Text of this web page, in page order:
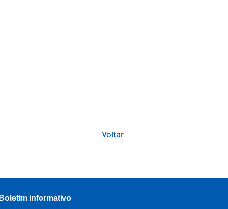
Voltar
Boletim informativo